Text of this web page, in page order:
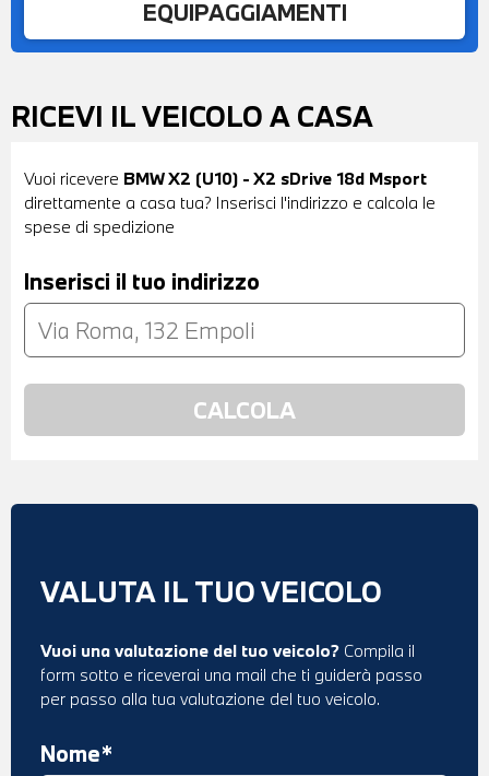
EQUIPAGGIAMENTI
RICEVI IL VEICOLO A CASA
Vuoi ricevere BMW X2 (U10) - X2 sDrive 18d Msport
direttamente a casa tua? Inserisci l'indirizzo e calcola le
spese di spedizione
Inserisci il tuo indirizzo
VALUTA IL TUO VEICOLO
Vuoi una valutazione del tuo veicolo? Compila il
form sotto e riceverai una mail che ti guiderà passo
per passo alla tua valutazione del tuo veicolo.
Nome*